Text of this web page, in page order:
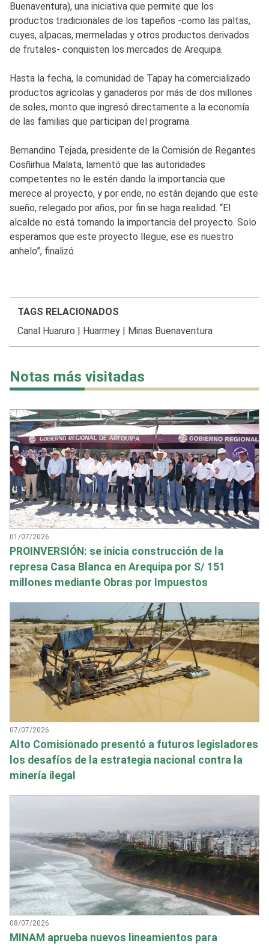
Buenaventura), una iniciativa que permite que los
productos tradicionales de los tapeños -como las paltas,
cuyes, alpacas, mermeladas y otros productos derivados
de frutales- conquisten los mercados de Arequipa.
Hasta la fecha, la comunidad de Tapay ha comercializado
productos agrícolas y ganaderos por más de dos millones
de soles, monto que ingresó directamente a la economía
de las familias que participan del programa.
Bernandino Tejada, presidente de la Comisión de Regantes
Cosñirhua Malata, lamentó que las autoridades
competentes no le estén dando la importancia que
merece al proyecto, y por ende, no están dejando que este
sueño, relegado por años, por fin se haga realidad. “El
alcalde no está tomando la importancia del proyecto. Solo
esperamos que este proyecto llegue, ese es nuestro
anhelo”, finalizó.
TAGS RELACIONADOS
Canal Huaruro
Huarmey| Minas Buenaventura
Notas más visitadas
01/07/2026
PROINVERSIÓN: se inicia construcción de la
represa Casa Blanca en Arequipa por S/ 151
millones mediante Obras por Impuestos
07/07/2026
Alto Comisionado presentó a futuros legisladores
los desafíos de la estrategia nacional contra la
minería ilegal
08/07/2026
MINAM aprueba nuevos lineamientos para